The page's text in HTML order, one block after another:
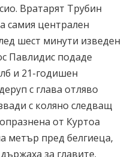
Вратарят Трубин
самия централен
шест минути изведен
Павлидис подаде
и 21-годишен
с глава отляво
с коляно следващ
от Куртоа
метър пред белгиеца,
за главите.